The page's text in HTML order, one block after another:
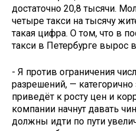
достаточно 20,8 тысячи.
четыре такси на тысячу
такая цифра. О том, что в
такси в Петербурге вырос
- Я против ограничения
разрешений, —
приведёт к росту цен и
компании начнут давать
должны идти по пути